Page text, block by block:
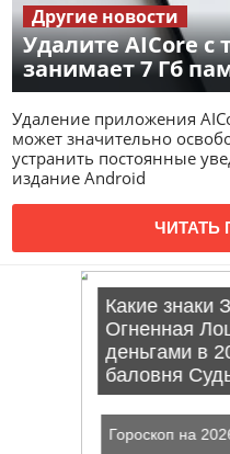
Удалите AICore
занимает 7 Гб
Другие новости
Удаление приложения
может значительно
устранить постоянные
издание Android
ЧИТАТЬ